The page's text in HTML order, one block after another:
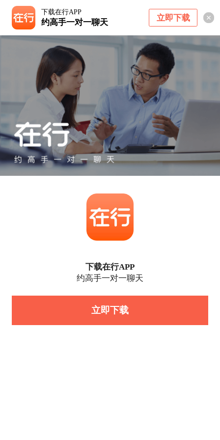
下载在行APP
约高手一对一聊天 立即下载
下载在行APP
约高手一对一聊天
立即下载